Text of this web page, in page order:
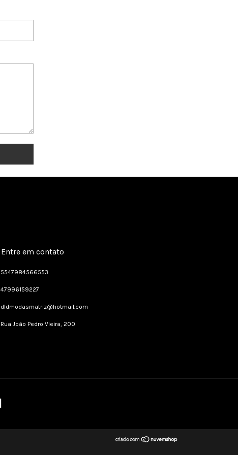
Entre em contato
5547984566553
47996159227
dldmodasmatriz@hotmail.com
Rua João Pedro Vieira, 200